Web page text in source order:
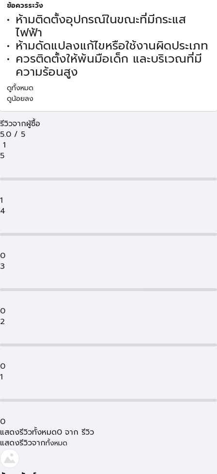
ข้อควรระวัง
ห้ามติดตั้งอุปกรณ์ในขณะที่มีกระแส
ไฟฟ้า
ห้ามดัดแปลงแก้ไขหรือใช้งานผิดประเภท
ควรติดตั้งให้พ้นมือเด็ก และบริเวณที่มี
ความร้อนสูง
ดูทั้งหมด
ดูน้อยลง
รีวิวจากผู้ซื้อ
5.0 / 5
1
5
1
4
0
3
0
2
0
1
0
แสดงรีวิวทั้งหมด0 จาก รีวิว
แสดงรีวิวจากทั้งหมด